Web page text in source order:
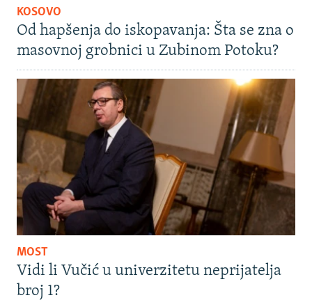
KOSOVO
Od hapšenja do iskopavanja: Šta se zna o
masovnoj grobnici u Zubinom Potoku?
MOST
Vidi li Vučić u univerzitetu neprijatelja
broj 1?